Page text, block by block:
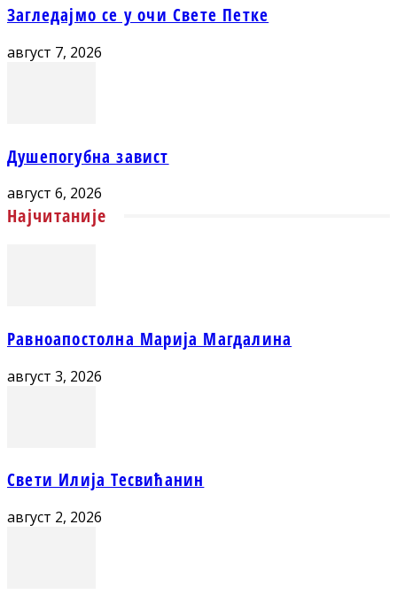
Загледајмо се у очи Свете Петке
август 7, 2026
Душепогубна завист
август 6, 2026
Најчитаније
Равноапостолна Марија Магдалина
август 3, 2026
Свети Илија Тесвићанин
август 2, 2026